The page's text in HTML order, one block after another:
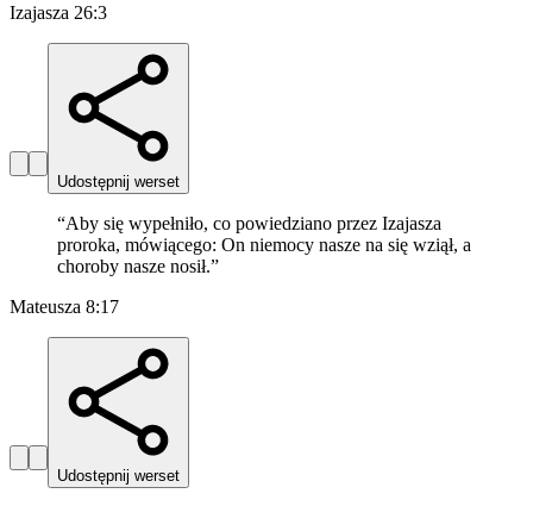
Izajasza 26:3
Udostępnij werset
“Aby się wypełniło, co powiedziano przez Izajasza
proroka, mówiącego: On niemocy nasze na się wziął, a
choroby nasze nosił.”
Mateusza 8:17
Udostępnij werset